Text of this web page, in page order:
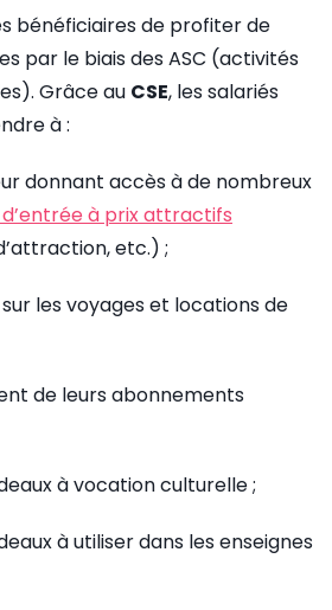
bénéficiaires de profiter de
par le biais des ASC (activités
Grâce au CSE, les salariés
à :
donnant accès à de nombreux
à prix attractifs
etc.) ;
les voyages et locations de
de leurs abonnements
à vocation culturelle ;
à utiliser dans les enseignes